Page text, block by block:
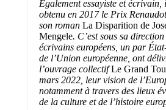
Également essayiste et écrivain,
obtenu en 2017 le Prix
son romanLa Disparition de
Mengele. C’est sous sa
écrivains européens, un par
de l’Union européenne, ont
l’ouvrage collectifLe Grand
mars 2022, leur vision de
notamment à travers des lieux
de la culture et de l’histoire